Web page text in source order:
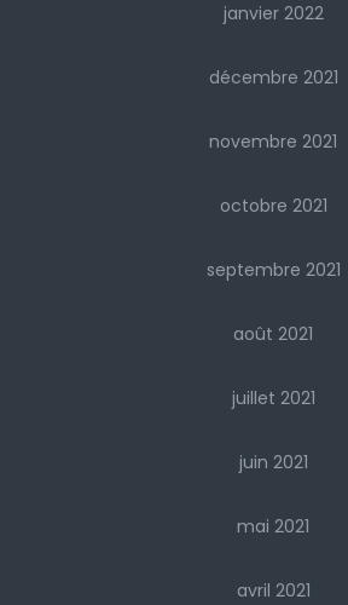
janvier 2022
décembre 2021
novembre 2021
octobre 2021
septembre 2021
août 2021
juillet 2021
juin 2021
mai 2021
avril 2021